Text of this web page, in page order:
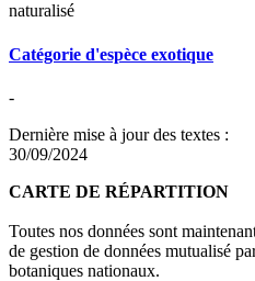
naturalisé
Catégorie d'espèce exotique
-
Dernière mise à jour des textes :
30/09/2024
CARTE DE RÉPARTITION
Toutes nos données sont
de gestion de données mutualisé
botaniques nationaux.